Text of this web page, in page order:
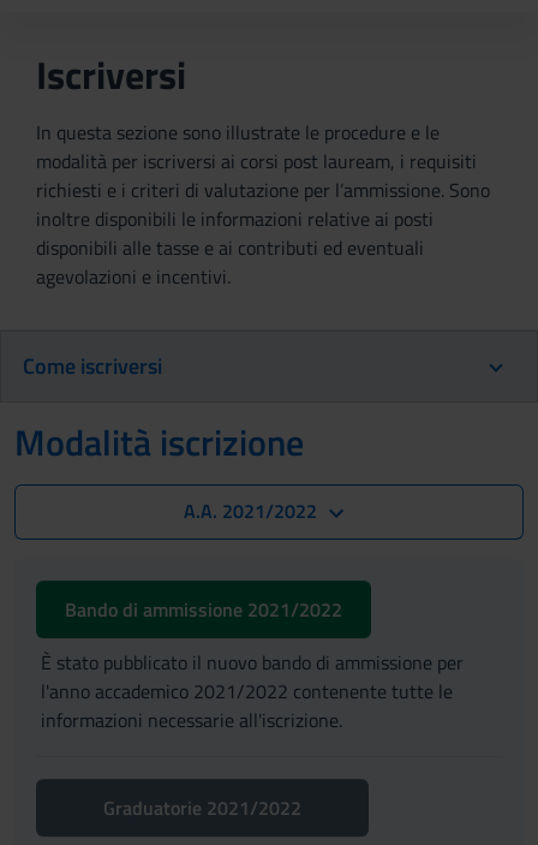
Iscriversi
In questa sezione sono illustrate le procedure e le
modalità per iscriversi ai corsi post lauream, i requisiti
richiesti e i criteri di valutazione per l’ammissione. Sono
inoltre disponibili le informazioni relative ai posti
disponibili alle tasse e ai contributi ed eventuali
agevolazioni e incentivi.
Come iscriversi
Modalità iscrizione
A.A. 2021/2022
Bando di ammissione 2021/2022
È stato pubblicato il nuovo bando di ammissione per
l'anno accademico 2021/2022 contenente tutte le
informazioni necessarie all'iscrizione.
Graduatorie 2021/2022